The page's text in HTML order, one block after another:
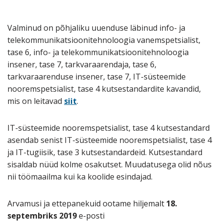
Valminud on põhjaliku uuenduse läbinud info- ja
telekommunikatsioonitehnoloogia vanemspetsialist,
tase 6, info- ja telekommunikatsioonitehnoloogia
insener, tase 7, tarkvaraarendaja, tase 6,
tarkvaraarenduse insener, tase 7, IT-süsteemide
nooremspetsialist, tase 4 kutsestandardite kavandid,
mis on leitavad siit.
IT-süsteemide nooremspetsialist, tase 4 kutsestandard
asendab senist IT-süsteemide nooremspetsialist, tase 4
ja IT-tugiisik, tase 3 kutsestandardeid. Kutsestandard
sisaldab nüüd kolme osakutset. Muudatusega olid nõus
nii töömaailma kui ka koolide esindajad.
Arvamusi ja ettepanekuid ootame hiljemalt 18.
septembriks 2019e-posti